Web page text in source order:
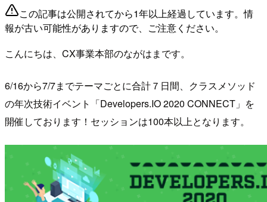
この記事は公開されてから1年以上経過しています。情
報が古い可能性がありますので、ご注意ください。
こんにちは、CX事業本部のながはまです。
6/16から7/7までテーマごとに合計７日間、クラスメソッド
の年次技術イベント「Developers.IO 2020 CONNECT」を
開催しております！セッションは100本以上となります。